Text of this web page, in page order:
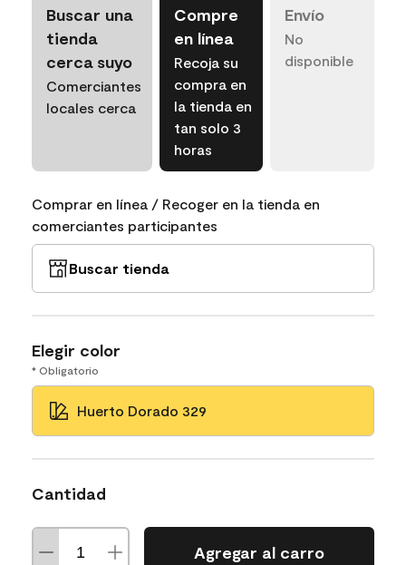
Buscar una
tienda
cerca suyo
Comerciantes
locales cerca
Compre
en línea
Recoja su
compra en
la tienda en
tan solo 3
horas
Envío
No
disponible
Comprar en línea / Recoger en la tienda en
comerciantes participantes
Buscar tienda
Elegir color
* Obligatorio
Huerto Dorado 329
Cantidad
Agregar al carro